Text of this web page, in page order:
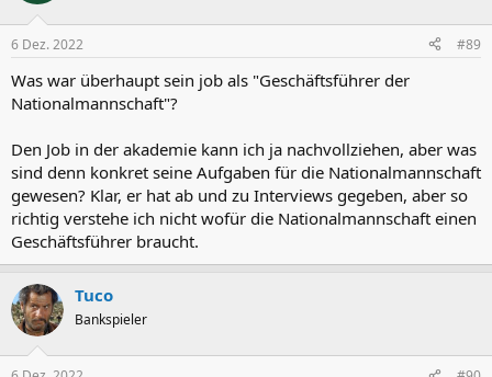
6 Dez. 2022 #89
Was war überhaupt sein job als "Geschäftsführer der
Nationalmannschaft"?
Den Job in der akademie kann ich ja nachvollziehen, aber was
sind denn konkret seine Aufgaben für die Nationalmannschaft
gewesen? Klar, er hat ab und zu Interviews gegeben, aber so
richtig verstehe ich nicht wofür die Nationalmannschaft einen
Geschäftsführer braucht.
Tuco
Bankspieler